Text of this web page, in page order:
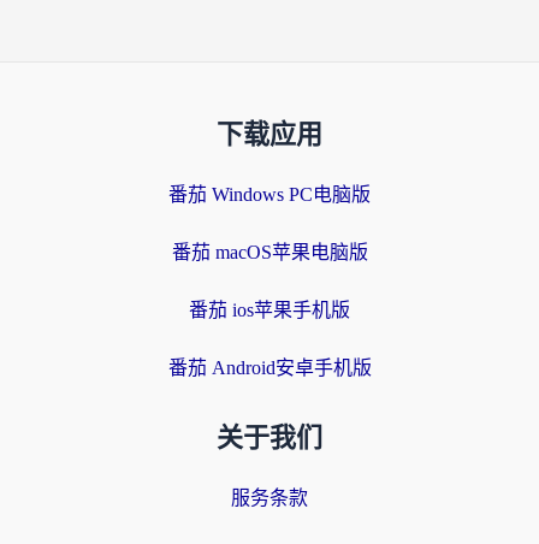
下载应用
番茄 Windows PC电脑版
番茄 macOS苹果电脑版
番茄 ios苹果手机版
番茄 Android安卓手机版
关于我们
服务条款